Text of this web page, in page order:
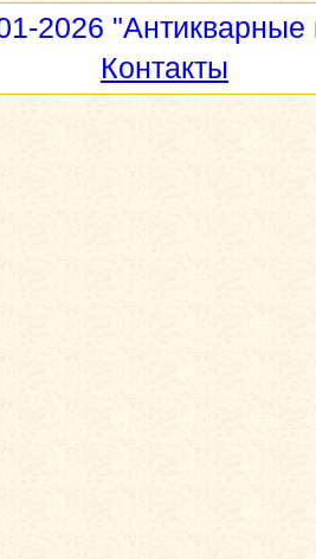
2026 "Антикварные
Контакты